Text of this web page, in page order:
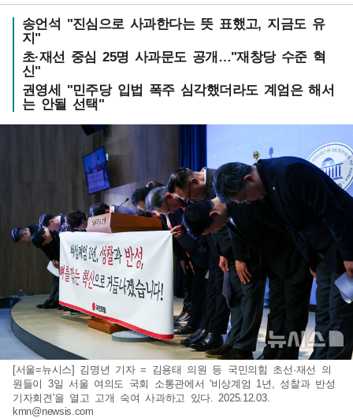
송언석 "진심으로 사과한다는 뜻 표했고, 지금도 유
지"
초·재선 중심 25명 사과문도 공개…"재창당 수준 혁
신"
권영세 "민주당 입법 폭주 심각했더라도 계엄은 해서
는 안될 선택"
[서울=뉴시스] 김명년 기자 = 김용태 의원 등 국민의힘 초선·재선 의
원들이 3일 서울 여의도 국회 소통관에서 '비상계엄 1년, 성찰과 반성
기자회견'을 열고 고개 숙여 사과하고 있다. 2025.12.03.
kmn@newsis.com